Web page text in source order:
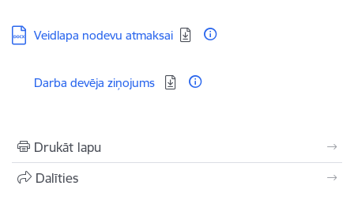
Lejupielādēt:
Veidlapa nodevu atmaksai
Lejupielādēt:
Darba devēja ziņojums
Drukāt lapu
Dalīties